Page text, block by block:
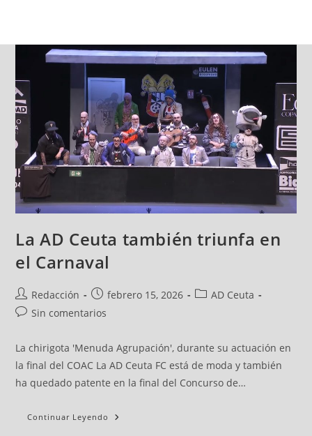
La AD Ceuta también triunfa en
el Carnaval
Redacción febrero 15, 2026
AD Ceuta
Sin comentarios
La chirigota 'Menuda Agrupación', durante su actuación en
la final del COAC La AD Ceuta FC está de moda y también
ha quedado patente en la final del Concurso de…
Continuar Leyendo